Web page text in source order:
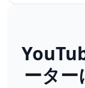
ータ